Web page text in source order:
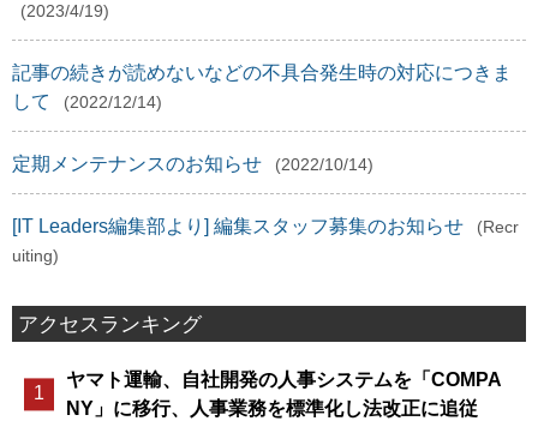
(2023/4/19)
記事の続きが読めないなどの不具合発生時の対応につきま
して
(2022/12/14)
定期メンテナンスのお知らせ (2022/10/14)
[IT Leaders編集部より] 編集スタッフ募集のお知らせ
(Recr
uiting)
アクセスランキング
ヤマト運輸、自社開発の人事システムを「COMPA
NY」に移行、人事業務を標準化し法改正に追従